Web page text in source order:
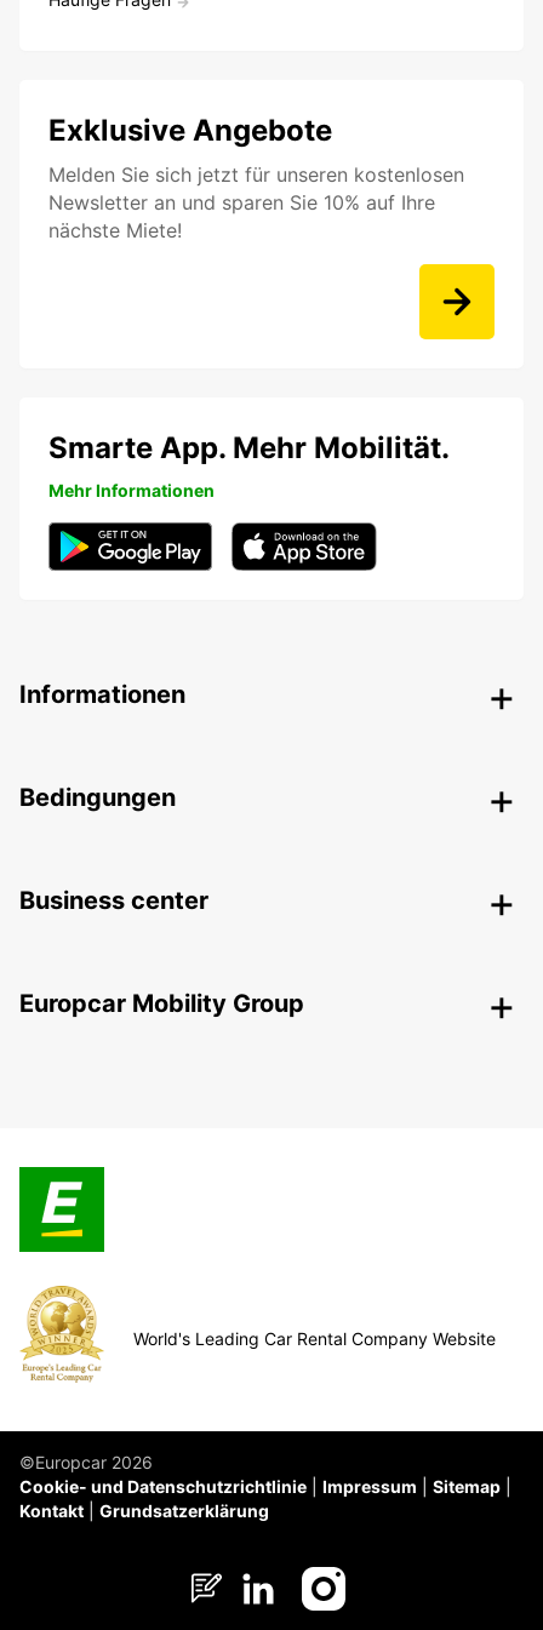
Exklusive Angebote
Melden Sie sich jetzt für unseren kostenlosen
Newsletter an und sparen Sie 10% auf Ihre
nächste Miete!
Smarte App. Mehr Mobilität.
Mehr Informationen
Informationen
Bedingungen
Business center
Europcar Mobility Group
World's Leading Car Rental Company Website
©Europcar 2026
Cookie- und Datenschutzrichtlinie
Impressum
Sitemap
Kontakt
Grundsatzerklärung